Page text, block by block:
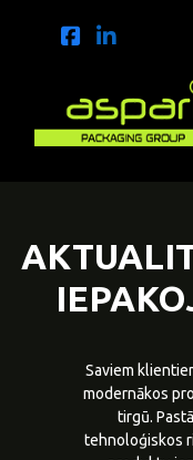
Saviem
modernākos
tirgū.
tehnoloģiskos